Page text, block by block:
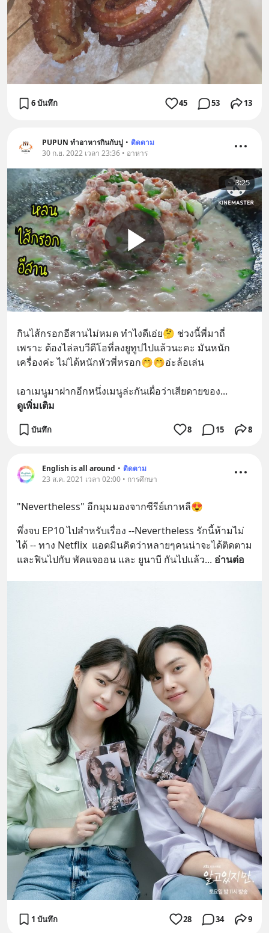
6 บันทึก 45 53 13
PUPUN ทำอาหารกินกับปู • ติดตาม
30 ก.ย. 2022 เวลา 23:36 • อาหาร
3:25
กินไส้กรอกอีสานไม่หมด ทำไงดีเอ่ย🤔 ช่วงนี้พี่มาถี่
เพราะ ต้องไล่ลบวีดีโอที่ลงยูทูปไปแล้วนะคะ มันหนัก
เครื่องค่ะ ไม่ได้หนักหัวพี่หรอก🤭🤭อ่ะล้อเล่น
เอาเมนูมาฝากอีกหนึ่งเมนูล่ะกันเผื่อว่าเสียดายของ...
ดูเพิ่มเติม
บันทึก 8 15 8
English is all around • ติดตาม
23 ส.ค. 2021 เวลา 02:00 • การศึกษา
"Nevertheless" อีกมุมมองจากซีรีย์เกาหลี😍
พึ่งจบ EP10 ไปสำหรับเรื่อง --Nevertheless รักนี้ห้ามไม่
ได้ -- ทาง Netflix  แอดมินคิดว่าหลายๆคนน่าจะได้ติดตาม
และฟินไปกับ พัคแจออน และ ยูนาบี กันไปแล้ว... อ่านต่อ
1 บันทึก 28 34 9